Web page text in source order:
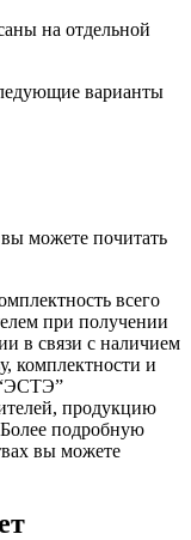
на отдельной
варианты
можете почитать
всего
при получении
в связи с наличием
комплектности и
продукцию
подробную
вы можете